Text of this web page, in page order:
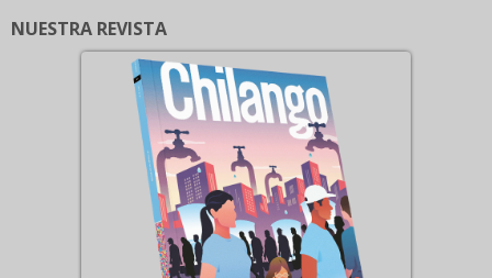
NUESTRA REVISTA